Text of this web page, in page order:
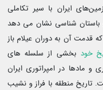
ایران با سیر تکاملی
شناسی نشان می دهد
قدمت آن به دوران عیلام باز
خود بخشی از سلسله های
و مادها در امپراتوری ایران
منطقه با فراز و نشیب